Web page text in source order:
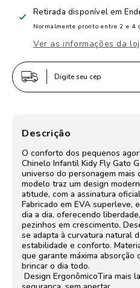
Chinelo
Infantil
Menino
Gato
Galáctico
Confortável
Chinelo
Infantil
Menino
Galáctico
Retirada disponível em
Normalmente pronto entre 2 e 4
Ver as informações da
Digite seu cep
Descrição
O conforto dos pequenos
Chinelo Infantil Kidy Fly Gato
universo do personagem mais
modelo traz um design
atitude, com a assinatura
Fabricado em EVA superleve,
dia a dia, oferecendo
pezinhos em crescimento.
se adapta à curvatura natural
estabilidade e conforto.
que garante máxima absorção
brincar o dia todo.
Design ErgonômicoTira mais